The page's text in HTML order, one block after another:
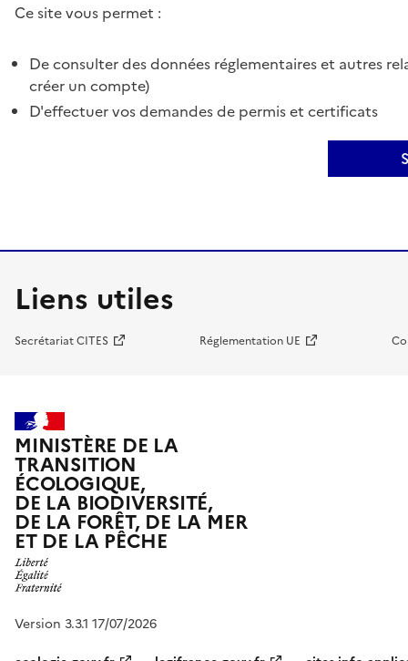
Ce site vous permet :
De consulter des données réglementaires et autres
créer un compte)
D'effectuer vos demandes de permis et certificats
Liens utiles
Secrétariat CITES Réglementation UE
MINISTÈRE DE LA
TRANSITION
ÉCOLOGIQUE,
DE LA BIODIVERSITÉ,
DE LA FORÊT, DE LA MER
ET DE LA PÊCHE
Version 3.3.1 17/07/2026